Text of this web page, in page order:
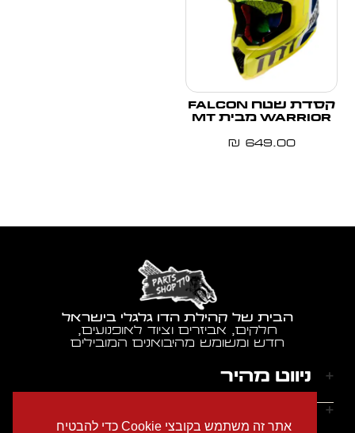
קסדת שטח FALCON
WARRIOR מבית MT
649.00
₪
הבית של קהילת הדו גלגלי בישראל
חלקים, אביזרים וציוד לאופנועים,
חדש ומשומש מהיבואנים המובילים
ניווט מהיר
דף הבית
אודותינו
אתר זה משתמש בקובצי Cookie כדי להבטיח